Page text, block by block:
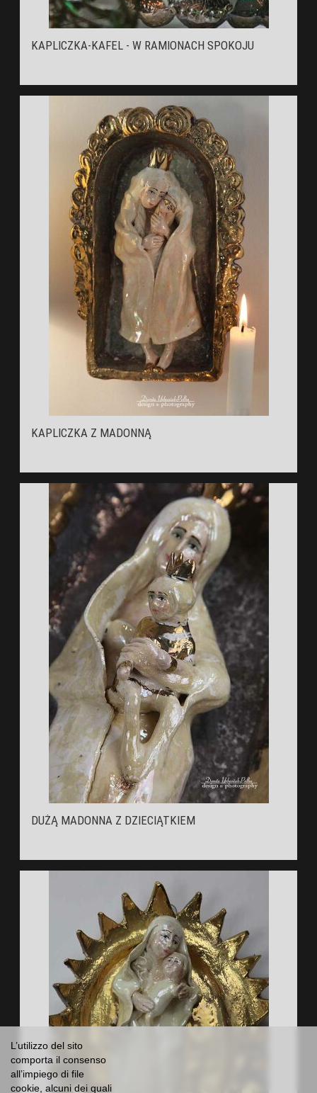
KAPLICZKA-KAFEL - W RAMIONACH SPOKOJU
KAPLICZKA Z MADONNĄ
DUŻĄ MADONNA Z DZIECIĄTKIEM
L’utilizzo del sito
comporta il consenso
all’impiego di file
cookie, alcuni dei quali